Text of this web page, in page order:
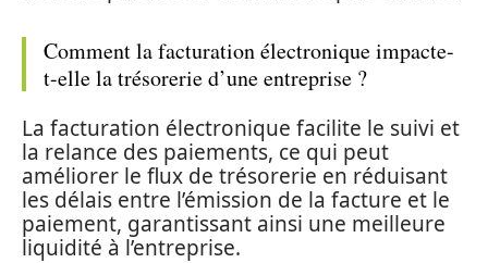
Comment la facturation électronique impacte-
t-elle la trésorerie d’une entreprise ?
La facturation électronique facilite le suivi et
la relance des paiements, ce qui peut
améliorer le flux de trésorerie en réduisant
les délais entre l’émission de la facture et le
paiement, garantissant ainsi une meilleure
liquidité à l’entreprise.